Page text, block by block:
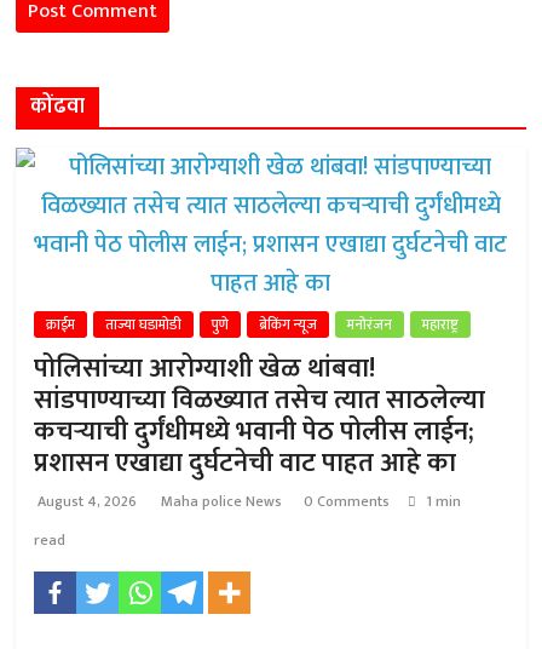
कोंढवा
क्राईम ताज्या घडामोडी पुणे ब्रेकिंग न्यूज मनोरंजन महाराष्ट्र
पोलिसांच्या आरोग्याशी खेळ थांबवा!
सांडपाण्याच्या विळख्यात तसेच त्यात साठलेल्या
कचऱ्याची दुर्गंधीमध्ये भवानी पेठ पोलीस लाईन;
प्रशासन एखाद्या दुर्घटनेची वाट पाहत आहे का
August 4, 2026 Maha police News 0 Comments
1 min
read